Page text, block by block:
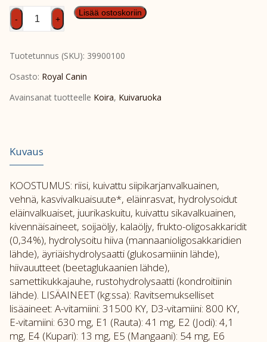
French
Bulldog
10kg
määrä
- +
Lisää ostoskoriin
Tuotetunnus (SKU): 39900100
Osasto: Royal Canin
Avainsanat tuotteelle Koira, Kuivaruoka
Kuvaus
KOOSTUMUS: riisi, kuivattu siipikarjanvalkuainen,
vehnä, kasvivalkuaisuute*, eläinrasvat, hydrolysoidut
eläinvalkuaiset, juurikaskuitu, kuivattu sikavalkuainen,
kivennäisaineet, soijaöljy, kalaöljy, frukto-oligosakkaridit
(0,34%), hydrolysoitu hiiva (mannaanioligosakkaridien
lähde), äyriäishydrolysaatti (glukosamiinin lähde),
hiivauutteet (beetaglukaanien lähde),
samettikukkajauhe, rustohydrolysaatti (kondroitiinin
lähde). LISÄAINEET (kg:ssa): Ravitsemukselliset
lisäaineet: A-vitamiini: 31500 KY, D3-vitamiini: 800 KY,
E-vitamiini: 630 mg, E1 (Rauta): 41 mg, E2 (Jodi): 4,1
mg, E4 (Kupari): 13 mg, E5 (Mangaani): 54 mg, E6